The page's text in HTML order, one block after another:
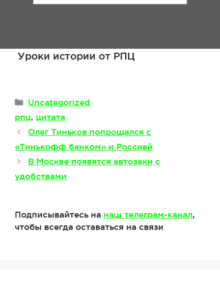
Уроки истории от РПЦ
Рубрики
Uncategorized
Метки
рпц, цитата
Олег Тиньков попрощался с
«Тинькофф банком» и Россией
В Москве появятся автозаки с
удобствами
Подписывайтесь на наш телеграм-канал,
чтобы всегда оставаться на связи